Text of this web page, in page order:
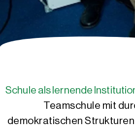
Schule als lernende
Teamschule mit
demokratischen Strukturen